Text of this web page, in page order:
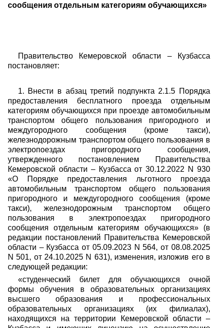
сообщения отдельным категориям обучающихся»
Правительство Кемеровской области – Кузбасса
постановляет:
1. Внести в абзац третий подпункта 2.1.5 Порядка
предоставления бесплатного проезда отдельным
категориям обучающихся при проезде автомобильным
транспортом общего пользования пригородного и
междугородного сообщения (кроме такси),
железнодорожным транспортом общего пользования в
электропоездах пригородного сообщения,
утвержденного постановлением Правительства
Кемеровской области – Кузбасса от 30.12.2022 N 930
«О Порядке предоставления льготного проезда
автомобильным транспортом общего пользования
пригородного и междугородного сообщения (кроме
такси), железнодорожным транспортом общего
пользования в электропоездах пригородного
сообщения отдельным категориям обучающихся» (в
редакции постановлений Правительства Кемеровской
области – Кузбасса от 05.09.2023 N 564, от 08.08.2025
N 501, от 24.10.2025 N 631), изменения, изложив его в
следующей редакции:
«студенческий билет для обучающихся очной
формы обучения в образовательных организациях
высшего образования и профессиональных
образовательных организациях (их филиалах),
находящихся на территории Кемеровской области –